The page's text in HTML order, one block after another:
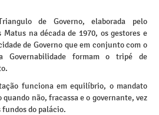
de Governo, elaborada pelo
na década de 1970, os gestores e
de Governo que em conjunto com o
Governabilidade formam o tripé de
funciona em equilíbrio, o mandato
não, fracassa e o governante, vez
do palácio.